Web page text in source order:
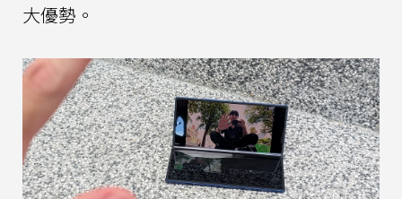
大優勢。